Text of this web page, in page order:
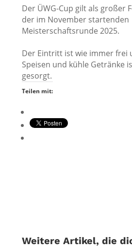
Der ÜWG-Cup gilt als großer
der im November startenden
Meisterschaftsrunde 2025.
Der Eintritt ist wie immer frei
Speisen und kühle Getränke
gesorgt.
Teilen mit:
Weitere Artikel, die